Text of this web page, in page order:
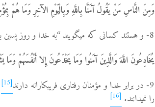
وَمِنَ النَّاسِ مَنْ یَقُولُ آمَنَّا بِاللَّهِ وَبِالْیَوْمِ الآخِرِ وَمَا هُمْ
8- و هستند کسانی که می­گویند “به خدا و روز پسین باور داریم” در حالی­که آنان باورمند نیستند.
یُخَادِعُونَ اللَّهَ وَالَّذِینَ آمَنُوا وَمَا یَخْدَعُونَ إِلا أَنْفُسَهُمْ وَمَا
9- در برابر خدا و مؤمنان رفتاری فریبکارانه دارند
[15]
را نمی­دانند. [16]